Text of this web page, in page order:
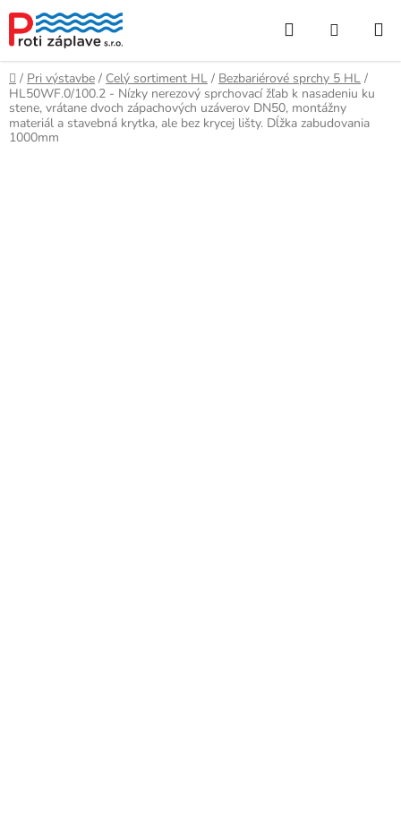
obsah
Hľadať
KOŠÍK
Domov
/ Pri výstavbe / Celý sortiment HL / Bezbariérové sprchy 5 HL /
HL50WF.0/100.2 - Nízky nerezový sprchovací žľab k nasadeniu ku
stene, vrátane dvoch zápachových uzáverov DN50, montážny
materiál a stavebná krytka, ale bez krycej lišty. Dĺžka zabudovania
1000mm